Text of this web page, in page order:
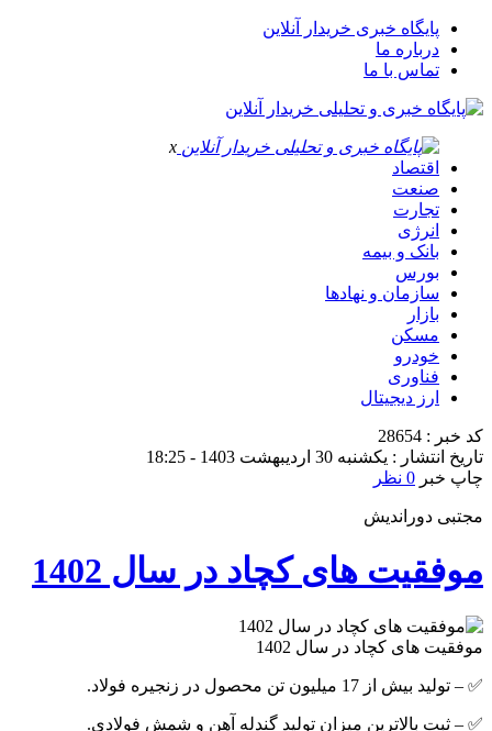
پایگاه خبری خریدار آنلاین
درباره ما
تماس با ما
x
اقتصاد
صنعت
تجارت
انرژی
بانک و بیمه
بورس
سازمان و نهادها
بازار
مسکن
خودرو
فناوری
ارز دیجیتال
کد خبر : 28654
تاریخ انتشار : یکشنبه 30 اردیبهشت 1403 - 18:25
چاپ خبر 0 نظر
مجتبی دوراندیش
موفقیت های کچاد در سال 1402
موفقیت های کچاد در سال 1402
✅ – تولید بیش از 17 میلیون تن محصول در زنجیره فولاد.
✅ – ثبت بالاترین میزان تولید گندله آهن و شمش فولادی.